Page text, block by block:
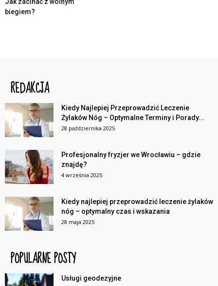
biegiem?
REDAKCJA
Kiedy Najlepiej Przeprowadzić Leczenie
Żylaków Nóg – Optymalne Terminy i Porady...
28 października 2025
Profesjonalny fryzjer we Wrocławiu – gdzie
znajdę?
4 września 2025
Kiedy najlepiej przeprowadzić leczenie żylaków
nóg – optymalny czas i wskazania
28 maja 2025
POPULARNE POSTY
Usługi geodezyjne